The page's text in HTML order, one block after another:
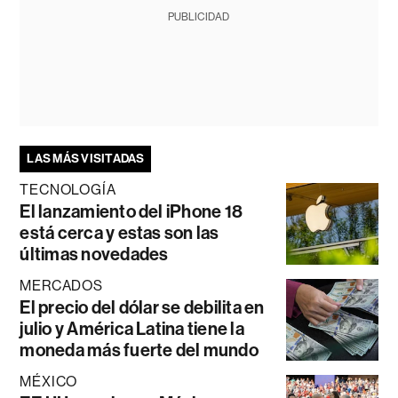
PUBLICIDAD
LAS MÁS VISITADAS
TECNOLOGÍA
El lanzamiento del iPhone 18
está cerca y estas son las
últimas novedades
MERCADOS
El precio del dólar se debilita en
julio y América Latina tiene la
moneda más fuerte del mundo
MÉXICO